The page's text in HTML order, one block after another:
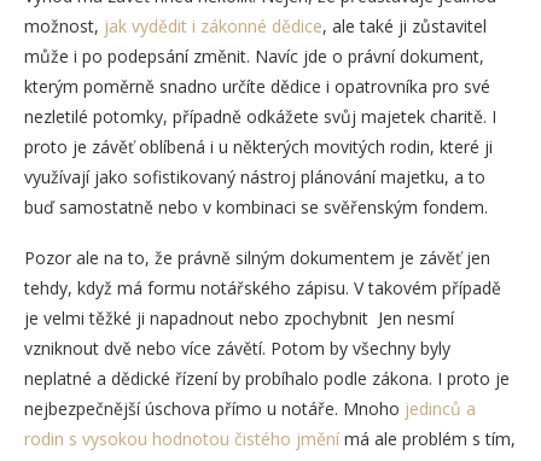
možnost, jak vydědit i zákonné dědice, ale také ji zůstavitel
může i po podepsání změnit. Navíc jde o právní dokument,
kterým poměrně snadno určíte dědice i opatrovníka pro své
nezletilé potomky, případně odkážete svůj majetek charitě. I
proto je závěť oblíbená i u některých movitých rodin, které ji
využívají jako sofistikovaný nástroj plánování majetku, a to
buď samostatně nebo v kombinaci se svěřenským fondem.
Pozor ale na to, že právně silným dokumentem je závěť jen
tehdy, když má formu notářského zápisu. V takovém případě
je velmi těžké ji napadnout nebo zpochybnit Jen nesmí
vzniknout dvě nebo více závětí. Potom by všechny byly
neplatné a dědické řízení by probíhalo podle zákona. I proto je
nejbezpečnější úschova přímo u notáře. Mnoho jedinců a
rodin s vysokou hodnotou čistého jmění má ale problém s tím,